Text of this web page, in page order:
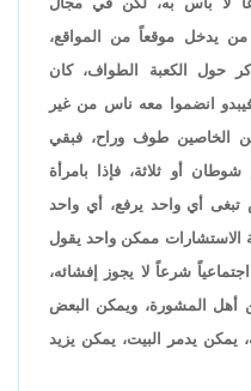
من يدخل موقعاً من المواقع،
حول الكعبة الطواف، كان
انضموا معه ناس من غير
الخاصين طوف وراح، فبقي
أو ثلاثة، فإذا بامرأة
أي واحد يرفع، أي واحد
الاستشارات ممكن واحد يقول
شرعاً لا يجوز إفشائه،
المشورة، ويمكن البعض
يدمر البيت، يمكن يزيد